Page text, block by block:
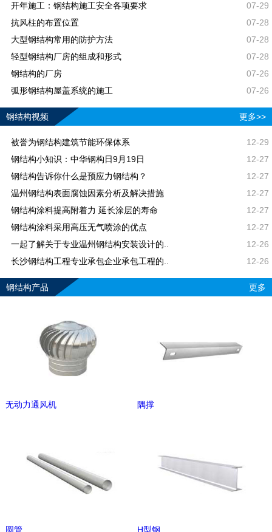
开年施工：钢结构施工安全各项要求
07-29
抗风柱的布置位置
07-28
大型钢结构常用的防护方法
07-28
轻型钢结构厂房的组成和形式
07-28
钢结构的厂房
07-26
弧形钢结构屋盖系统的施工
07-26
钢结构视频 更多>>
被誉为钢结构建筑节能环保体系
12-29
钢结构小知识：中华钢构日9月19日
12-27
钢结构告诉你什么是预应力钢结构？
12-27
温州钢结构表面腐蚀因素分析及解决措施
12-27
钢结构涂料提高附着力 延长涂层的寿命
12-27
钢结构涂料采用高压无气喷涂的优点
12-27
一起了解关于专业温州钢结构安装设计的..
12-26
长沙钢结构工程专业承包企业承包工程的..
12-26
钢结构产品 更多
无动力通风机 隅撑
圆管 H型钢